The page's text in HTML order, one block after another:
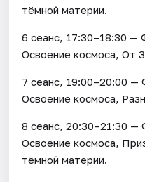
тёмной материи.
6 сеанс, 17:30–18:30 —
Освоение космоса, От
7 сеанс, 19:00–20:00 —
Освоение космоса,
8 сеанс, 20:30–21:30 —
Освоение космоса,
тёмной материи.